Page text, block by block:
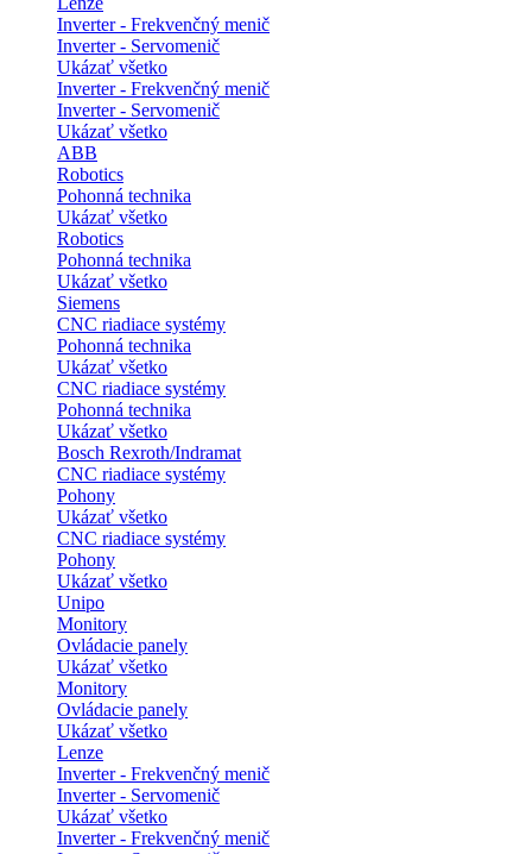
Inverter - Frekvenčný menič
Inverter - Servomenič
Ukázať všetko
Inverter - Frekvenčný menič
Inverter - Servomenič
Ukázať všetko
ABB
Robotics
Pohonná technika
Ukázať všetko
Robotics
Pohonná technika
Ukázať všetko
Siemens
CNC riadiace systémy
Pohonná technika
Ukázať všetko
CNC riadiace systémy
Pohonná technika
Ukázať všetko
Bosch Rexroth/Indramat
CNC riadiace systémy
Pohony
Ukázať všetko
CNC riadiace systémy
Pohony
Ukázať všetko
Unipo
Monitory
Ovládacie panely
Ukázať všetko
Monitory
Ovládacie panely
Ukázať všetko
Lenze
Inverter - Frekvenčný menič
Inverter - Servomenič
Ukázať všetko
Inverter - Frekvenčný menič